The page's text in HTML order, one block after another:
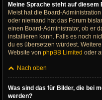
Meine Sprache steht auf
Meist hat die Board-
oder niemand hat das Forum
einen Board-Administrator, ob er
installieren kann. Falls es noch
du es übersetzen würdest.
Website von phpBB Limited oder
Nach oben
Was sind das für Bilder, die bei
werden?